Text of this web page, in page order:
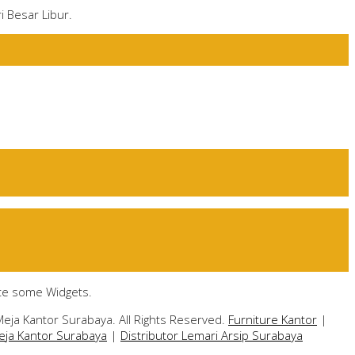
Besar Libur.
some Widgets.
Kantor Surabaya. All Rights Reserved. Furniture Kantor |
Kantor Surabaya | Distributor Lemari Arsip Surabaya